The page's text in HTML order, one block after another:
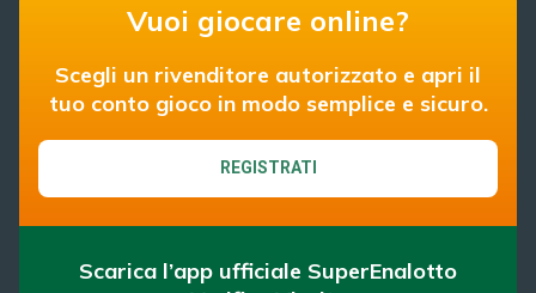
Vuoi giocare online?
Scegli un rivenditore autorizzato e apri il
tuo conto gioco in modo semplice e sicuro.
REGISTRATI
Scarica l’app ufficiale SuperEnalotto